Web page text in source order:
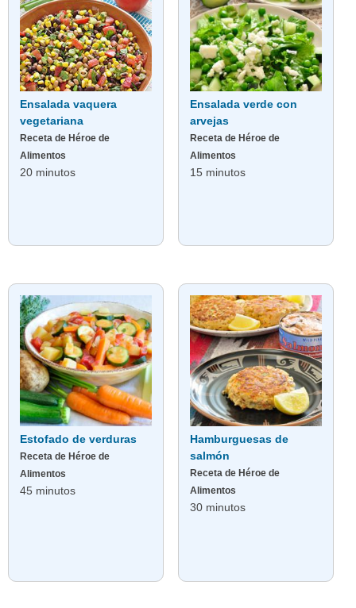
Ensalada vaquera
vegetariana
Receta de Héroe de
Alimentos
20 minutos
Ensalada verde con
arvejas
Receta de Héroe de
Alimentos
15 minutos
Estofado de verduras
Receta de Héroe de
Alimentos
45 minutos
Hamburguesas de
salmón
Receta de Héroe de
Alimentos
30 minutos